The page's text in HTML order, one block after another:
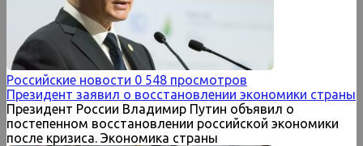
Российские новости 0 548 просмотров
Президент заявил о восстановлении экономики страны
Президент России Владимир Путин объявил о
постепенном восстановлении российской экономики
после кризиса. Экономика страны